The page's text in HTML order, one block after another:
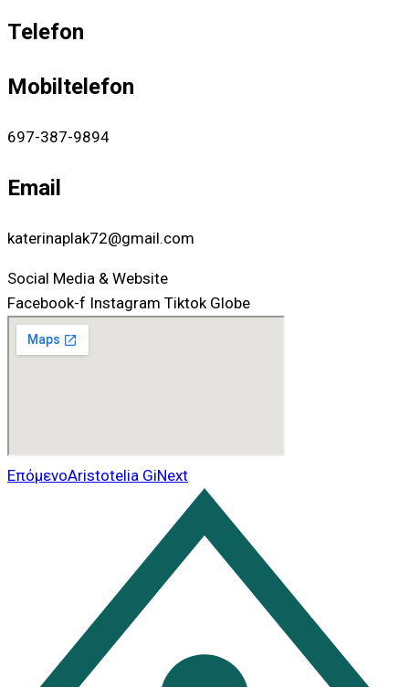
Telefon
Mobiltelefon
697-387-9894
Email
katerinaplak72@gmail.com
Social Media & Website
Facebook-f Instagram Tiktok Globe
ΕπόμενοAristotelia GiNext